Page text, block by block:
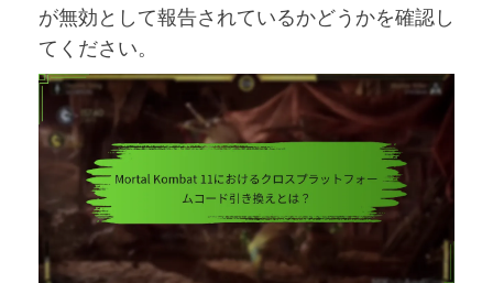
が無効として報告されているかどうかを確認し
てください。